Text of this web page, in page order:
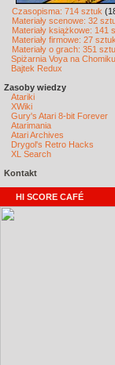
Czasopisma: 714 sztuk
Materiały scenowe: 32
Materiały książkowe: 141
Materiały firmowe: 27 sztuk
Materiały o grach: 351
Spiżarnia Voya na
Bajtek Redux
Zasoby wiedzy
Atariki
XWiki
Gury's Atari 8-bit Forever
Atarimania
Atari Archives
Drygol's Retro Hacks
XL Search
Kontakt
HI SCORE CAFÉ